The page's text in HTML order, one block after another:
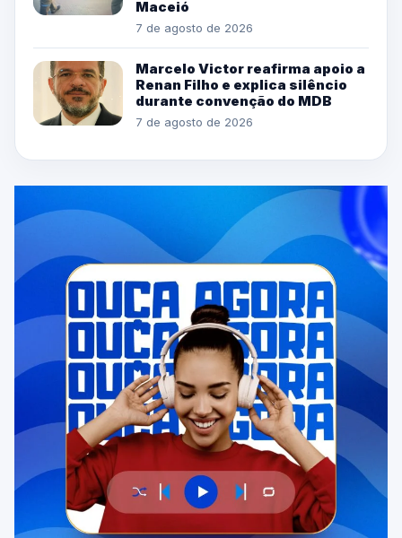
Maceió
7 de agosto de 2026
Marcelo Victor reafirma apoio a
Renan Filho e explica silêncio
durante convenção do MDB
7 de agosto de 2026